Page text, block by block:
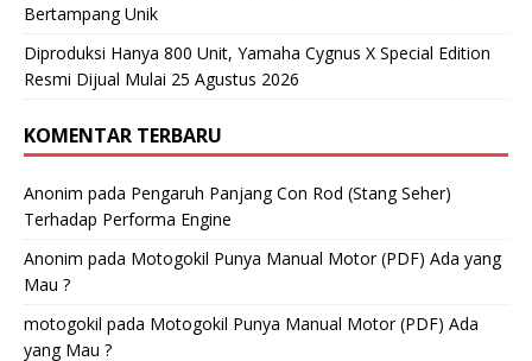
Bertampang Unik
Diproduksi Hanya 800 Unit, Yamaha Cygnus X Special Edition
Resmi Dijual Mulai 25 Agustus 2026
KOMENTAR TERBARU
Anonim pada Pengaruh Panjang Con Rod (Stang Seher)
Terhadap Performa Engine
Anonim pada Motogokil Punya Manual Motor (PDF) Ada yang
Mau ?
motogokil pada Motogokil Punya Manual Motor (PDF) Ada
yang Mau ?